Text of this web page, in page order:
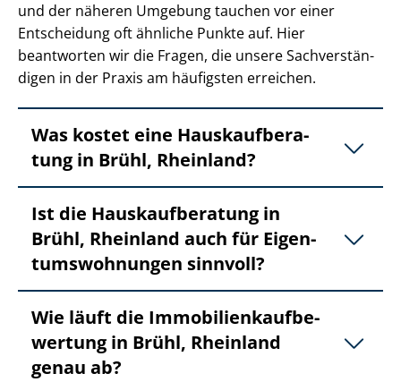
und der näheren Umgebung tauchen vor einer
Entscheidung oft ähnliche Punkte auf. Hier
beantworten wir die Fragen, die unsere Sach­ver­stän­
di­gen in der Praxis am häufigsten erreichen.
Was kostet eine Haus­kauf­be­ra­
tung in Brühl, Rheinland?
Ist die Haus­kauf­be­ra­tung in
Brühl, Rheinland auch für Ei­gen­
tums­woh­nun­gen sinnvoll?
Wie läuft die Im­mo­bi­li­en­kauf­be­
wer­tung in Brühl, Rheinland
genau ab?